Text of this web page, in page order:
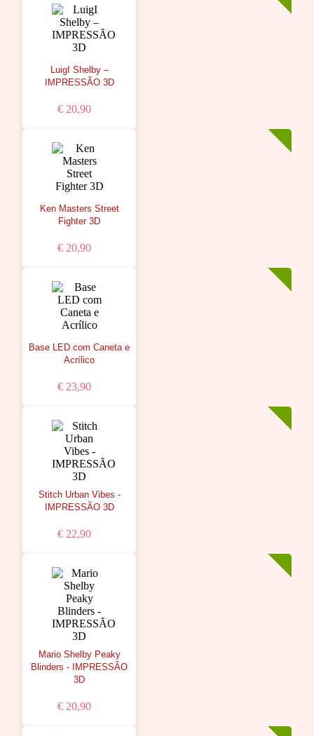
LuigI Shelby –
IMPRESSÃO 3D
€ 20,90
Ken Masters Street
Fighter 3D
€ 20,90
Base LED com Caneta e
Acrílico
€ 23,90
Stitch Urban Vibes -
IMPRESSÃO 3D
€ 22,90
Mario Shelby Peaky
Blinders - IMPRESSÃO
3D
€ 20,90